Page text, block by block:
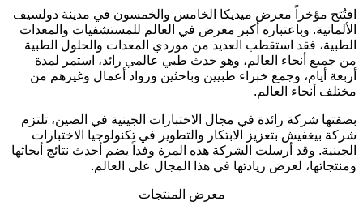
افتُتح مؤخراً معرض ميديكا الخامس والخمسون في مدينة دولسيف
الألمانية. وباعتباره أكبر معرض في العالم للمستشفيات والمعدات
الطبية، فقد استقطب العديد من موردي المعدات والحلول الطبية
من جميع أنحاء العالم، وهو حدث طبي عالمي رائد، استمر لمدة
أربعة أيام، وجمع خبراء طبيين وباحثين ورواد أعمال وغيرهم من
مختلف أنحاء العالم.
بصفتها شركة رائدة في مجال الاختبارات الجينية في الصين، تلتزم
شركة بيغفيش بتعزيز الابتكار والتطوير في تكنولوجيا الاختبارات
الجينية. وقد أرسلت الشركة هذه المرة وفداً يضم أحدث نتائج أبحاثها
ومنتجاتها، لعرض ريادتها في هذا المجال على العالم.
معرض المنتجات